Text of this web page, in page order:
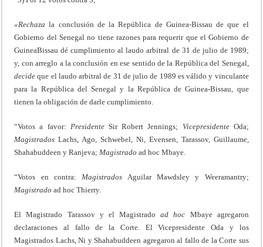
«Rechaza la conclusión de la República de Guinea-Bissau de que el
Gobierno del Senegal no tiene razones para requerir que el Gobierno de
GuineaBissau dé cumplimiento al laudo arbitral de 31 de julio de 1989;
y, con arreglo a la conclusión en ese sentido de la República del Senegal,
decide que el laudo arbitral de 31 de julio de 1989 es válido y vinculante
para la República del Senegal y la República de Guinea-Bissau, que
tienen la obligación de darle cumplimiento.
“Votos a favor: PresidenteSir Robert Jennings; VicepresidenteOda;
Magistrados Lachs, Ago, Schwebel, Ni, Evensen, Tarassov, Guillaume,
Shahabuddeen y Ranjeva; Magistrado ad hoc Mbaye.
“Votos en contra: Magistrados Aguilar Mawdsley y Weeramantry;
Magistrado ad hoc Thierry.
El Magistrado Tarassov y el Magistradoad hoc Mbaye agregaron
declaraciones al fallo de la Corte. El Vicepresidente Oda y los
Magistrados Lachs, Ni y Shahabuddeen agregaron al fallo de la Corte sus